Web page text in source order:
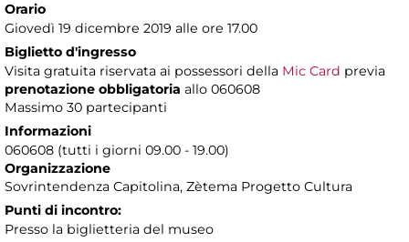
Orario
Giovedì 19 dicembre 2019 alle ore 17.00
Biglietto d'ingresso
Visita gratuita riservata ai possessori della Mic Card previa
prenotazione obbligatoria allo 060608
Massimo 30 partecipanti
Informazioni
060608 (tutti i giorni 09.00 - 19.00)
Organizzazione
Sovrintendenza Capitolina, Zètema Progetto Cultura
Punti di incontro:
Presso la biglietteria del museo